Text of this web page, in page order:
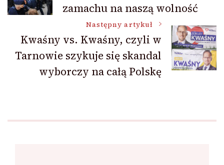
wpisuzamachu na naszą wolność
Następny artykuł
Kwaśny vs. Kwaśny, czyli w
Tarnowie szykuje się skandal
wyborczy na całą Polskę